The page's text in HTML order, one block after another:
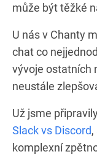
může být těžké
U nás v Chanty
chat co
vývoje ostatních
neustále
Už jsme
Slack vs Discord,
komplexní